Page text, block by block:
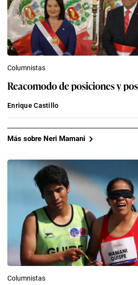
Columnistas
Reacomodo de posiciones y
Enrique Castillo
Más sobre Neri Mamani
Columnistas